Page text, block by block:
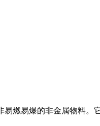
燃易爆的非金属物料。